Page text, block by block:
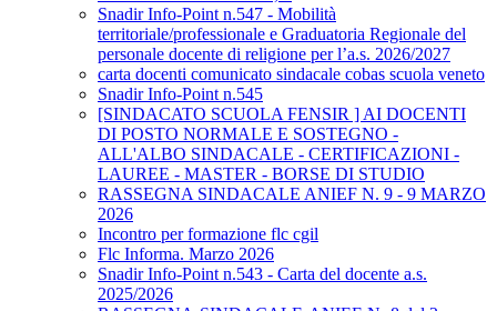
Snadir Info-Point n.547 - Mobilità
territoriale/professionale e Graduatoria Regionale del
personale docente di religione per l’a.s. 2026/2027
carta docenti comunicato sindacale cobas scuola veneto
Snadir Info-Point n.545
[SINDACATO SCUOLA FENSIR ] AI DOCENTI
DI POSTO NORMALE E SOSTEGNO -
ALL'ALBO SINDACALE - CERTIFICAZIONI -
LAUREE - MASTER - BORSE DI STUDIO
RASSEGNA SINDACALE ANIEF N. 9 - 9 MARZO
2026
Incontro per formazione flc cgil
Flc Informa. Marzo 2026
Snadir Info-Point n.543 - Carta del docente a.s.
2025/2026